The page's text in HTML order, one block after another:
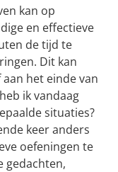
kan op
en effectieve
de tijd te
Dit kan
het einde van
ik vandaag
situaties?
keer anders
oefeningen te
gedachten,